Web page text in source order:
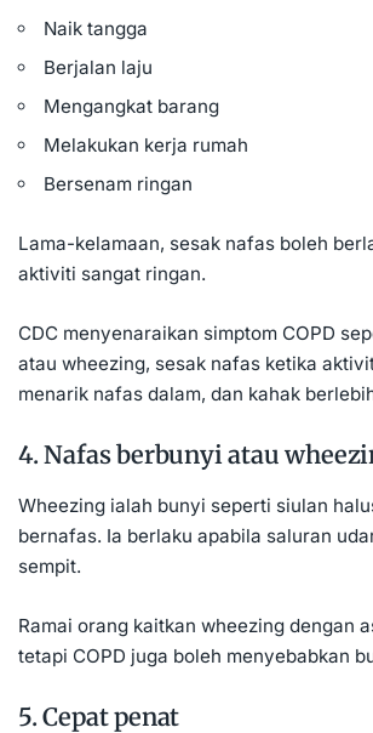
Naik tangga
Berjalan laju
Mengangkat barang
Melakukan kerja rumah
Bersenam ringan
Lama-kelamaan, sesak nafas boleh
aktiviti sangat ringan.
CDC menyenaraikan simptom COPD
atau wheezing, sesak nafas ketika
menarik nafas dalam, dan kahak
4. Nafas berbunyi atau
Wheezing ialah bunyi seperti siulan
bernafas. Ia berlaku apabila saluran
sempit.
Ramai orang kaitkan wheezing dengan
tetapi COPD juga boleh menyebabkan
5. Cepat penat